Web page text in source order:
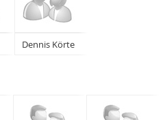
Dennis Körte